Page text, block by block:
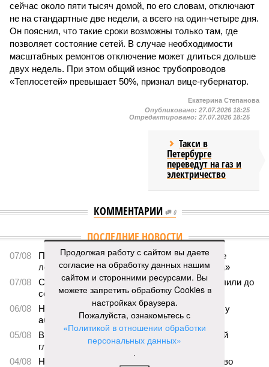
сейчас около пяти тысяч домой, по его словам, отключают
не на стандартные две недели, а всего на один-четыре дня.
Он пояснил, что такие сроки возможны только там, где
позволяет состояние сетей. В случае необходимости
масштабных ремонтов отключение может длиться дольше
двух недель. При этом общий износ трубопроводов
«Теплосетей» превышает 50%, признал вице-губернатор.
Екатерина Степанова
Опубликовано: 27.07.2026 18:25
Отредактировано: 27.07.2026 18:25
Такси в
Петербурге
переведут на газ и
электричество
КОММЕНТАРИИ 0
ПОСЛЕДНИЕ НОВОСТИ
07/08
Петербурские врачи завершили оперативное
лечение девочки из США с «маской Бэтмена»
07/08
Срок ремонта на внешнем кольце КАД продлили до
середины ноября
06/08
Названы самые популярные специальности у
абитуриентов в Ленинградской области
05/08
В метро Петербурга может появиться первый
глубокий лифт для пассажиров
04/08
На петербургских АЗС отменили большинство
Продолжая работу с сайтом вы даете
согласие на обработку данных нашим
сайтом и сторонними ресурсами. Вы
можете запретить обработку Cookies в
настройках браузера.
Пожалуйста, ознакомьтесь с
«Политикой в отношении обработки
персональных данных»
.